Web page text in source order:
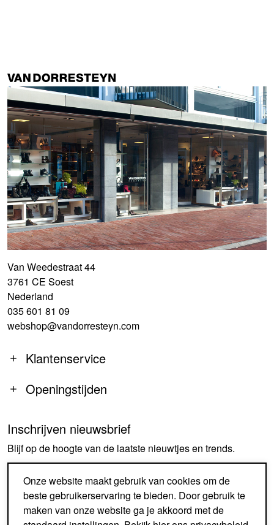
Van Weedestraat 44
3761 CE Soest
Nederland
035 601 81 09
webshop@vandorresteyn.com
Klantenservice
Openingstijden
MA
14:00-18:00
DI-DO
09:30-18:00
ZA
09:30-17:00
ZO
GESLOTEN
Inschrijven nieuwsbrief
Blijf op de hoogte van de laatste nieuwtjes en trends.
AANMELDEN
Onze website maakt gebruik van cookies om de
beste gebruikerservaring te bieden. Door gebruik te
maken van onze website ga je akkoord met de